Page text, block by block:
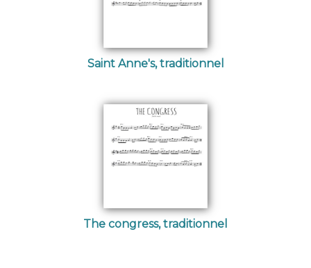
Saint Anne's, traditionnel
The congress, traditionnel